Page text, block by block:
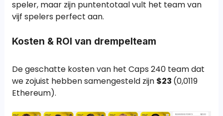
speler, maar zijn puntentotaal vult het team van
vijf spelers perfect aan.
Kosten & ROI van drempelteam
De geschatte kosten van het Caps 240 team dat
we zojuist hebben samengesteld zijn $23 (0,0119
Ethereum).